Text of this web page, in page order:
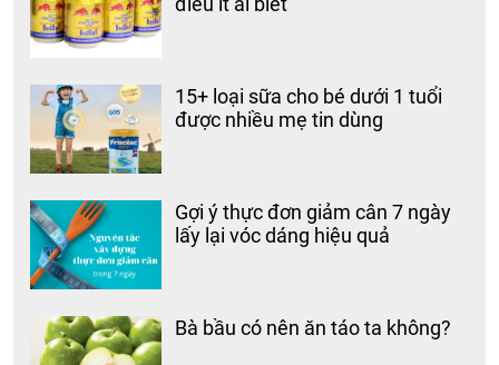
15+ loại sữa cho bé dưới 1 tuổi
được nhiều mẹ tin dùng
Gợi ý thực đơn giảm cân 7 ngày
lấy lại vóc dáng hiệu quả
Bà bầu có nên ăn táo ta không?